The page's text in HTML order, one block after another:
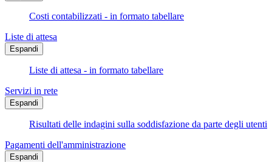
Costi contabilizzati - in formato tabellare
Liste di attesa
Espandi
Liste di attesa - in formato tabellare
Servizi in rete
Espandi
Risultati delle indagini sulla soddisfazione da parte degli utenti
Pagamenti dell'amministrazione
Espandi